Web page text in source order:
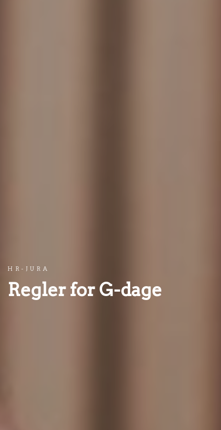
HR-JURA
Regler for G-dage